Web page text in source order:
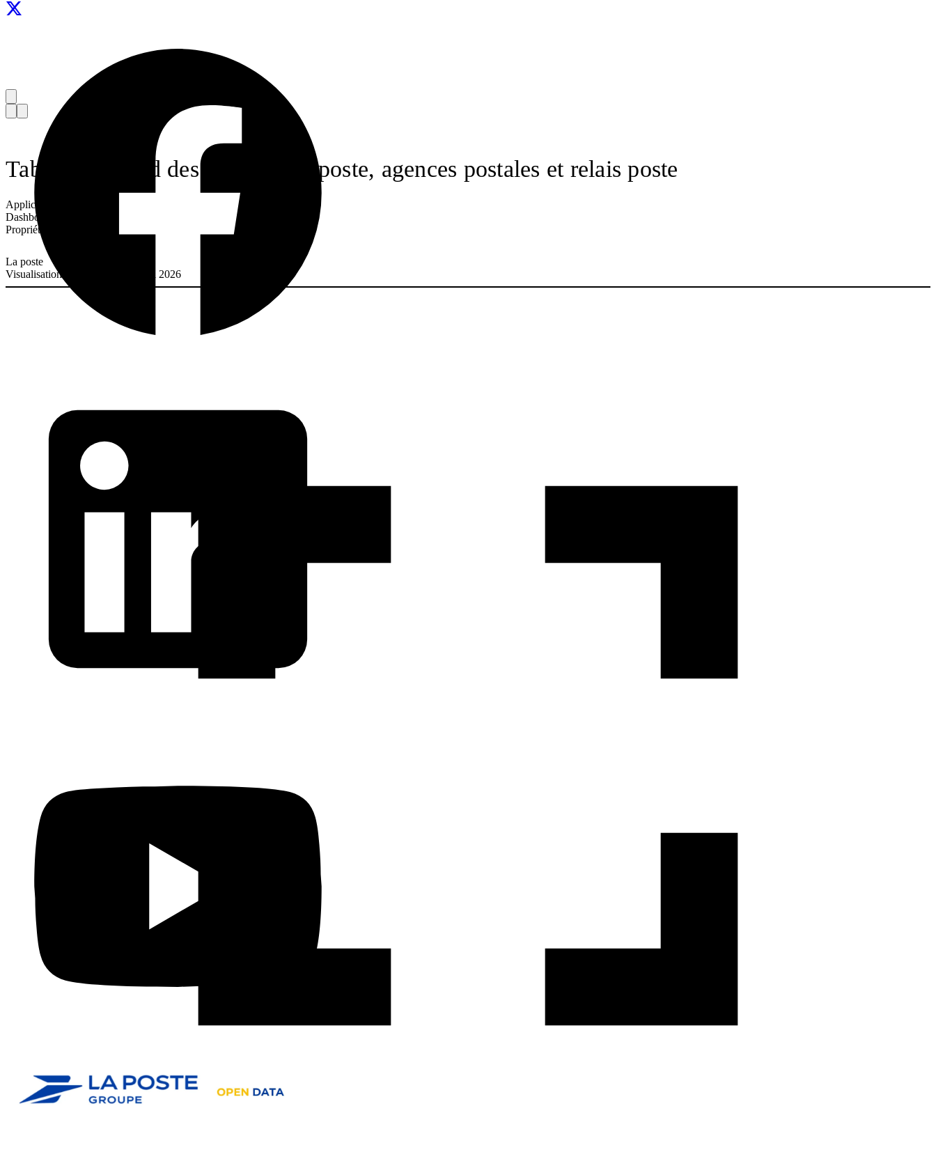
Tableau de bord des bureaux de poste, agences postales et relais poste
Application :
Dashboards
Propriétaire :
La poste
Visualisation mise à jour le 13 mai 2026